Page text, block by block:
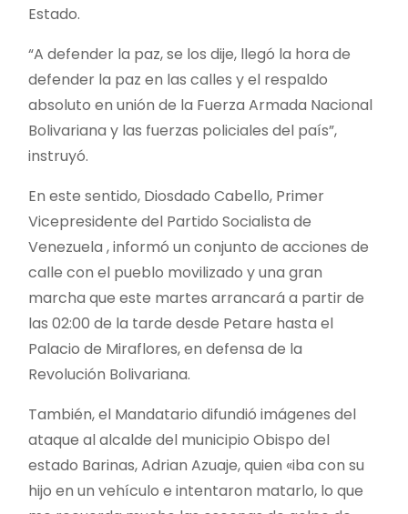
Estado.
“A defender la paz, se los dije, llegó la hora de
defender la paz en las calles y el respaldo
absoluto en unión de la Fuerza Armada Nacional
Bolivariana y las fuerzas policiales del país”,
instruyó.
En este sentido, Diosdado Cabello, Primer
Vicepresidente del Partido Socialista de
Venezuela , informó un conjunto de acciones de
calle con el pueblo movilizado y una gran
marcha que este martes arrancará a partir de
las 02:00 de la tarde desde Petare hasta el
Palacio de Miraflores, en defensa de la
Revolución Bolivariana.
También, el Mandatario difundió imágenes del
ataque al alcalde del municipio Obispo del
estado Barinas, Adrian Azuaje, quien «iba con su
hijo en un vehículo e intentaron matarlo, lo que